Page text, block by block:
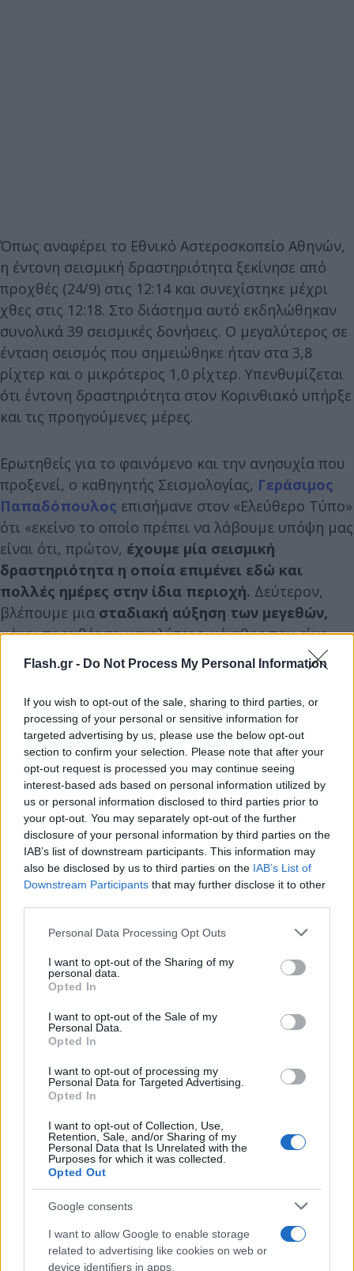
Flash.gr - Do Not Process My Personal Information
If you wish to opt-out of the sale, sharing to third parties, or
processing of your personal or sensitive information for
targeted advertising by us, please use the below opt-out
section to confirm your selection. Please note that after your
opt-out request is processed you may continue seeing
interest-based ads based on personal information utilized by
us or personal information disclosed to third parties prior to
your opt-out. You may separately opt-out of the further
disclosure of your personal information by third parties on the
IAB’s list of downstream participants. This information may
also be disclosed by us to third parties on the IAB’s List of
Downstream Participants that may further disclose it to other
Please note that this website/app uses one or more Google
not limited to your visit or usage behaviour. You may click to
grant or deny consent to Google and its third-party tags to
use your data for below specified purposes in below Google
consent section.
Personal Data Processing Opt Outs
I want to opt-out of the Sharing of my
personal data.
Opted In
I want to opt-out of the Sale of my
Personal Data.
Opted In
I want to opt-out of processing my
Personal Data for Targeted Advertising.
Opted In
I want to opt-out of Collection, Use,
Retention, Sale, and/or Sharing of my
Personal Data that Is Unrelated with the
Purposes for which it was collected.
Opted Out
Google consents
I want to allow Google to enable storage
related to advertising like cookies on web or
device identifiers in apps.
Όπως αναφέρει το Εθνικό Αστεροσκοπείο Αθηνών,
η έντονη σεισμική δραστηριότητα ξεκίνησε από
προχθές (24/9) στις 12:14 και συνεχίστηκε μέχρι
χθες στις 12:18. Στο διάστημα αυτό εκδηλώθηκαν
συνολικά 39 σεισμικές δονήσεις. Ο μεγαλύτερος σε
ένταση σεισμός που σημειώθηκε ήταν στα 3,8
ρίχτερ και ο μικρότερος 1,0 ρίχτερ. Υπενθυμίζεται
ότι έντονη δραστηριότητα στον Κορινθιακό υπήρξε
και τις προηγούμενες μέρες.
Ερωτηθείς για το φαινόμενο και την ανησυχία που
προξενεί, ο καθηγητής Σεισμολογίας, Γεράσιμος
Παπαδόπουλος επισήμανε στον «Ελεύθερο Τύπο»
ότι «εκείνο το οποίο πρέπει να λάβουμε υπόψη μας
είναι ότι, πρώτον, έχουμε μία σεισμική
δραστηριότητα η οποία επιμένει εδώ και
πολλές ημέρες στην ίδια περιοχή. Δεύτερον,
βλέπουμε μια σταδιακή αύξηση των μεγεθών,
μέχρι προχθές το μεγαλύτερο μέγεθος που είχε
σημειωθεί ήταν 3,4 Ρίχτερ. Προχθές τη νύχτα έκανε
και άλλο σεισμό 3,4 και μετά έφτασε μέχρι τα 3,8
Ρίχτερ», τονίζει.
Σύμφωνα με τον κ. Παπαδόπουλο,«όταν, λοιπόν,
έχουν μια σεισμική δραστηριότητα η οποία